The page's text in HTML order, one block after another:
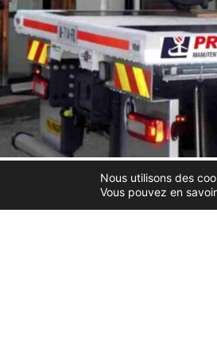
Nous utilisons des
Vous pouvez en